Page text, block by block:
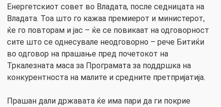
Енергетскиот совет во Владата, после седницата на
Владата. Тоа што го кажаа премиерот и министерот,
ќе го повторам и јас – ќе се повикаат на одговорност
сите што се однесувале неодговорно – рече Битиќи
во одговор на прашање пред почетокот на
Тркалезната маса за Програмата за поддршка на
конкурентноста на малите и средните претпријатија.
Прашан дали државата ќе има пари да ги покрие